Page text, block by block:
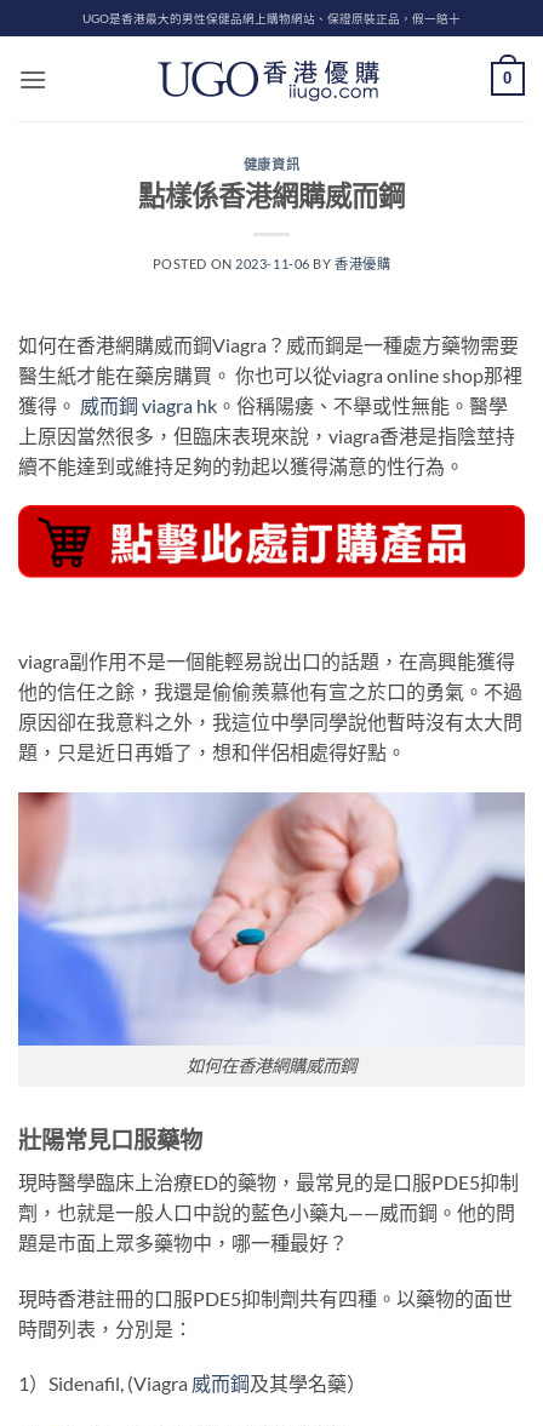
to
content
UGO是香港最大的男性保健品網上購物網站、保證原裝正品，假一賠十
0
健康資訊
點樣係香港網購威而鋼
POSTED ON 2023-11-06 BY香港優購
如何在香港網購威而鋼Viagra？威而鋼是一種處方藥物需要
醫生紙才能在藥房購買。 你也可以從viagra online shop那裡
獲得。 威而鋼 viagra hk 。俗稱陽痿、不舉或性無能。醫學
上原因當然很多，但臨床表現來說，viagra香港是指陰莖持
續不能達到或維持足夠的勃起以獲得滿意的性行為。
viagra副作用不是一個能輕易說出口的話題，在高興能獲得
他的信任之餘，我還是偷偷羨慕他有宣之於口的勇氣。不過
原因卻在我意料之外，我這位中學同學說他暫時沒有太大問
題，只是近日再婚了，想和伴侶相處得好點。
如何在香港網購威而鋼
壯陽常見口服藥物
現時醫學臨床上治療ED的藥物，最常見的是口服PDE5抑制
劑，也就是一般人口中說的藍色小藥丸——威而鋼。他的問
題是市面上眾多藥物中，哪一種最好？
現時香港註冊的口服PDE5抑制劑共有四種。以藥物的面世
時間列表，分別是：
1）Sidenafil, (Viagra 威而鋼及其學名藥）